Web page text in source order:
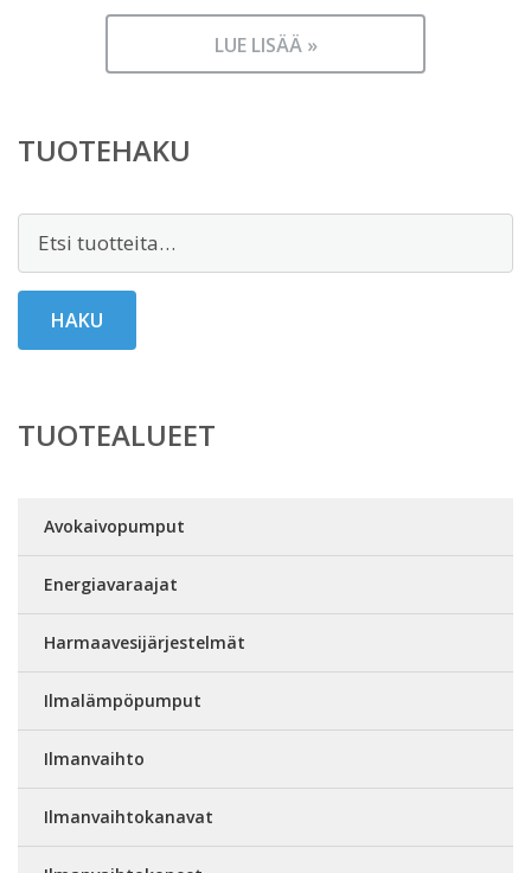
LUE LISÄÄ »
TUOTEHAKU
Etsi:
HAKU
TUOTEALUEET
Avokaivopumput
Energiavaraajat
Harmaavesijärjestelmät
Ilmalämpöpumput
Ilmanvaihto
Ilmanvaihtokanavat